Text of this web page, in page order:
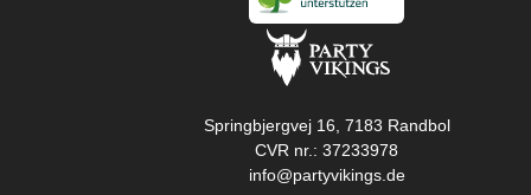
Springbjergvej 16, 7183 Randbol
CVR nr.: 37233978
info@partyvikings.de